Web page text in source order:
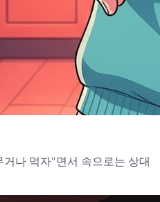
나 먹자"면서 속으로는 상대